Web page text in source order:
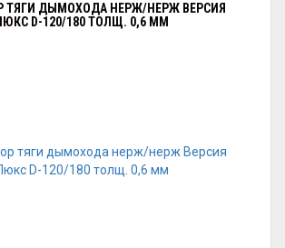
ТЯГИ ДЫМОХОДА НЕРЖ/НЕРЖ ВЕРСИЯ
D-120/180 ТОЛЩ. 0,6 ММ